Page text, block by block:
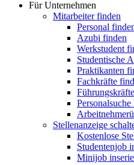
Für Unternehmen
Mitarbeiter finden
Personal
Azubi finden
Werkstudent
Studentische
Praktikanten
Fachkräfte
Stellenanzeige
Kostenlose
Studentenjob
Minijob